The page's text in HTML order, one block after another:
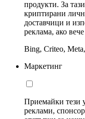
продукти. За
криптирани
доставчици и
реклама, ако
Bing, Criteo,
Маркетинг
Приемайки тези
реклами,